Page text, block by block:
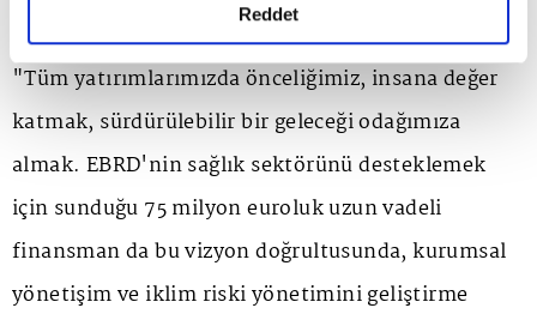
detaylı bilgi almak için lütfentıklayınız.
Reddet
"Tüm yatırımlarımızda önceliğimiz, insana değer
katmak, sürdürülebilir bir geleceği odağımıza
almak. EBRD'nin sağlık sektörünü desteklemek
için sunduğu 75 milyon euroluk uzun vadeli
finansman da bu vizyon doğrultusunda, kurumsal
yönetişim ve iklim riski yönetimini geliştirme